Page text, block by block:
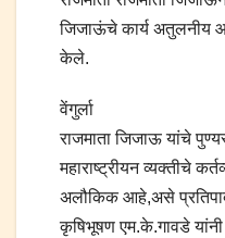
जिजाऊंचे कार्य अतुलनीय
केले.
वेंगुर्ला
राजमाता जिजाऊ यांचे
महाराष्ट्रीयन व्यक्तीचे
अलौकिक आहे,असे
कृषिभूषण एम.के.गावडे